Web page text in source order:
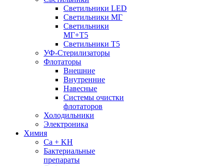
Светильники LED
Светильники МГ
Светильники
МГ+T5
Светильники Т5
УФ-Стерилизаторы
Флотаторы
Внешние
Внутренние
Навесные
Системы очистки
флотаторов
Холодильники
Электроника
Химия
Ca + KH
Бактериальные
препараты